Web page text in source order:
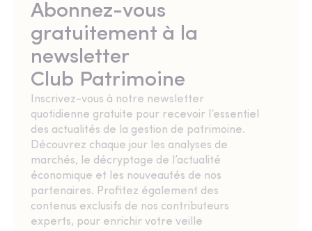
Abonnez-vous
gratuitement à la
newsletter
Club Patrimoine
Inscrivez-vous à notre newsletter
quotidienne gratuite pour recevoir l’essentiel
des actualités de la gestion de patrimoine.
Découvrez chaque jour les analyses de
marchés, le décryptage de l’actualité
économique et les nouveautés de nos
partenaires. Profitez également des
contenus exclusifs de nos contributeurs
experts, pour enrichir votre veille